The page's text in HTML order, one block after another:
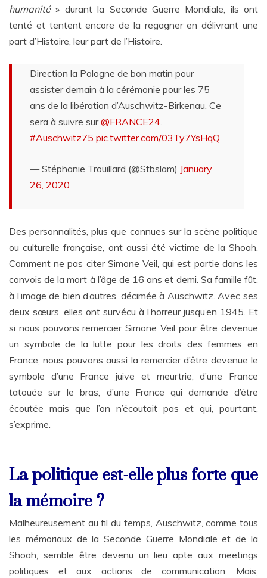
humanité» durant la Seconde Guerre Mondiale, ils ont
tenté et tentent encore de la regagner en délivrant une
part d’Histoire, leur part de l’Histoire.
Direction la Pologne de bon matin pour
assister demain à la cérémonie pour les 75
ans de la libération d’Auschwitz-Birkenau. Ce
sera à suivre sur@FRANCE24.
#Auschwitz75 pic.twitter.com/03Ty7YsHqQ
— Stéphanie Trouillard (@Stbslam) January
26, 2020
Des personnalités, plus que connues sur la scène politique
ou culturelle française, ont aussi été victime de la Shoah.
Comment ne pas citer Simone Veil, qui est partie dans les
convois de la mort à l’âge de 16 ans et demi. Sa famille fût,
à l’image de bien d’autres, décimée à Auschwitz. Avec ses
deux sœurs, elles ont survécu à l’horreur jusqu’en 1945. Et
si nous pouvons remercier Simone Veil pour être devenue
un symbole de la lutte pour les droits des femmes en
France, nous pouvons aussi la remercier d’être devenue le
symbole d’une France juive et meurtrie, d’une France
tatouée sur le bras, d’une France qui demande d’être
écoutée mais que l’on n’écoutait pas et qui, pourtant,
s’exprime.
La politique est-elle plus forte que
la mémoire ?
Malheureusement au fil du temps, Auschwitz, comme tous
les mémoriaux de la Seconde Guerre Mondiale et de la
Shoah, semble être devenu un lieu apte aux meetings
politiques et aux actions de communication. Mais,